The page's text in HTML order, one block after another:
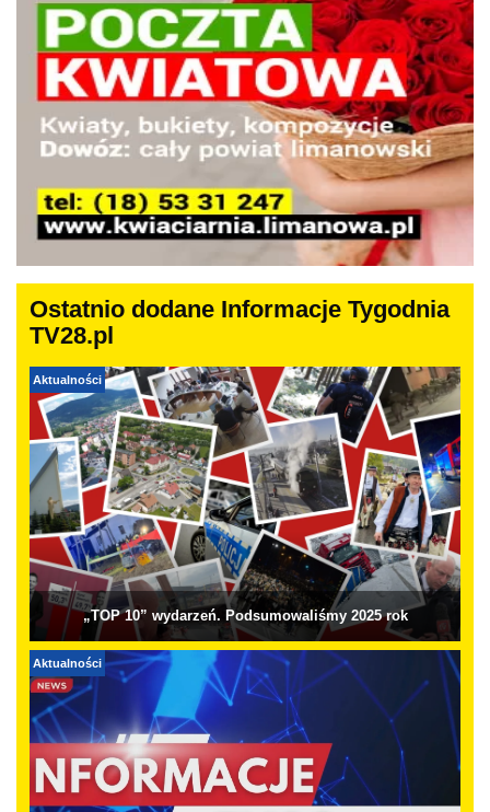
Ostatnio dodane Informacje Tygodnia
TV28.pl
Aktualności
„TOP 10” wydarzeń. Podsumowaliśmy 2025 rok
Aktualności